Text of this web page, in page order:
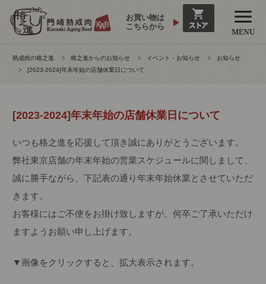
お買い物は
こちらから
熟成肉の格之進 格之進からのお知らせ イベント・お知らせ
お知らせ
[2023-2024]年末年始の店舗休業日について
[2023-2024]年末年始の店舗休業日について
いつも格之進を応援して頂き誠にありがとうございます。
弊社東京店舗の年末年始の営業スケジュールに関しまして、
誠に勝手ながら、下記表の通り年末年始休業とさせていただ
きます。
お客様にはご不便をお掛け致しますが、何卒ご了承いただけ
ますようお願い申し上げます。
▼画像をクリックすると、拡大表示されます。